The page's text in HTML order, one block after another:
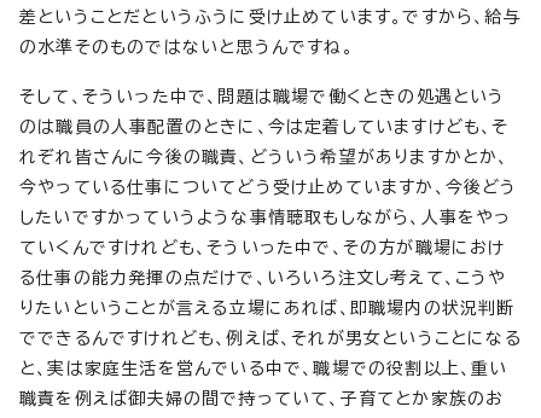
差ということだというふうに受け止めています。ですから、給与
の水準そのものではないと思うんですね。
そして、そういった中で、問題は職場で働くときの処遇という
のは職員の人事配置のときに、今は定着していますけども、そ
れぞれ皆さんに今後の職責、どういう希望がありますかとか、
今やっている仕事についてどう受け止めていますか、今後どう
したいですかっていうような事情聴取もしながら、人事をやっ
ていくんですけれども、そういった中で、その方が職場におけ
る仕事の能力発揮の点だけで、いろいろ注文し考えて、こうや
りたいということが言える立場にあれば、即職場内の状況判断
でできるんですけれども、例えば、それが男女ということになる
と、実は家庭生活を営んでいる中で、職場での役割以上、重い
職責を例えば御夫婦の間で持っていて、子育てとか家族のお